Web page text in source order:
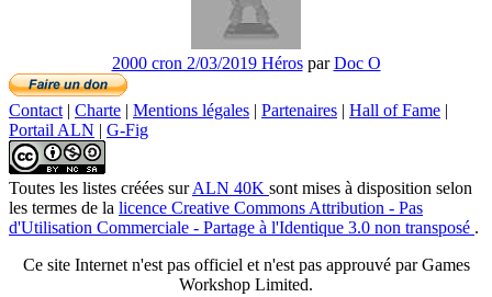
2000 cron 2/03/2019 HérosparDoc O
Contact | Charte | Mentions légales | Partenaires | Hall of Fame |
Portail ALN | G-Fig
Toutes les listes créées surALN 40K sont mises à disposition selon
les termes de la licence Creative Commons Attribution - Pas
d'Utilisation Commerciale - Partage à l'Identique 3.0 non transposé .
Ce site Internet n'est pas officiel et n'est pas approuvé par Games
Workshop Limited.